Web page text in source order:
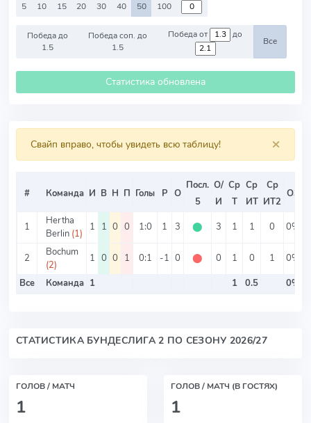
5 10 15 20 30 40 50 100
Победа до
1.5
Победа соп. до
1.5
Победа от до
Все
Статистика обновлена
×
Свайп вправо, чтобы увидеть всю таблицу!
# Команда И В Н П Голы Р О
Посл.
5
О/
И
Ср
Т
Ср
ИТ
Ср
ИТ2
ОЗ
1
Hertha
Berlin (1)
1 1 0 0 1:0 1 3 ⬤ 3 1 1 0 0%
2
Bochum
(2)
1 0 0 1 0:1 -1 0 ⬤ 0 1 0 1 0%
Все
Команда 1 1 0.5 0%
СТАТИСТИКА БУНДЕСЛИГА 2 ПО СЕЗОНУ 2026/27
ГОЛОВ / МАТЧ
1
ГОЛОВ / МАТЧ (В ГОСТЯХ)
1